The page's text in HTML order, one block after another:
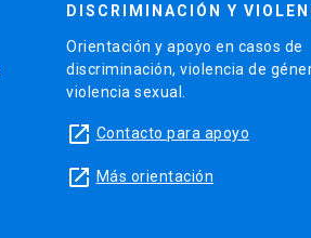
DISCRIMINACIÓN Y
Orientación y apoyo en casos de
discriminación, violencia de
violencia sexual.
launch Contacto para apoyo
launch Más orientación